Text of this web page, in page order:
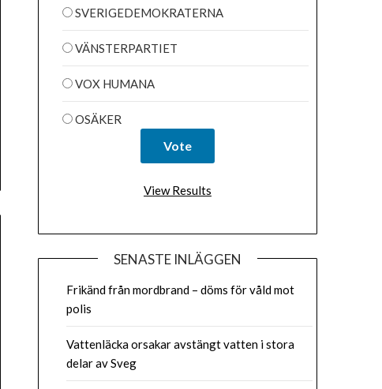
SVERIGEDEMOKRATERNA
VÄNSTERPARTIET
VOX HUMANA
OSÄKER
View Results
SENASTE INLÄGGEN
Frikänd från mordbrand – döms för våld mot
polis
Vattenläcka orsakar avstängt vatten i stora
delar av Sveg